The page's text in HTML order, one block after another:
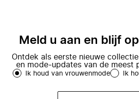
Meld u aan en blijf
Ontdek als eerste nieuwe
en mode-updates van de meest
Ik houd van vrouwenmode Ik